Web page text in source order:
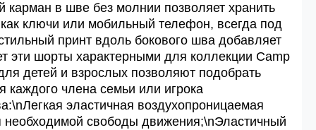
карман в шве без молнии позволяет хранить
ключи или мобильный телефон, всегда под
принт вдоль бокового шва добавляет
эти шорты характерными для коллекции Camp
детей и взрослых позволяют подобрать
члена семьи или игрока
эластичная воздухопроницаемая
необходимой свободы движения;\nЭластичный